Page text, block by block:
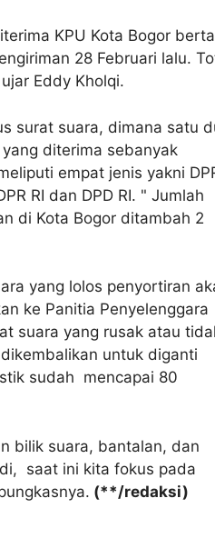
KPU Kota Bogor
28 Februari lalu.
Eddy Kholqi.
surat suara, dimana satu
diterima sebanyak
empat jenis yakni
RI dan DPD RI. " Jumlah
di Kota Bogor ditambah 2
yang lolos penyortiran
ke Panitia Penyelenggara
suara yang rusak atau
untuk diganti
sudah mencapai 80
bilik suara, bantalan, dan
saat ini kita fokus pada
(**/redaksi)